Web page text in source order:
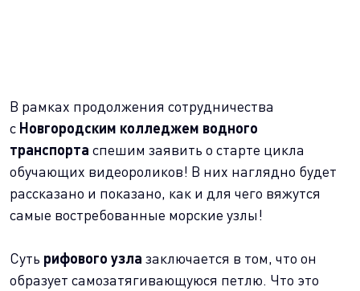
В рамках продолжения сотрудничества
с Новгородским колледжем водного
транспорта спешим заявить о старте цикла
обучающих видеороликов! В них наглядно будет
рассказано и показано, как и для чего вяжутся
самые востребованные морские узлы!
Суть рифового узла заключается в том, что он
образует самозатягивающуюся петлю. Что это